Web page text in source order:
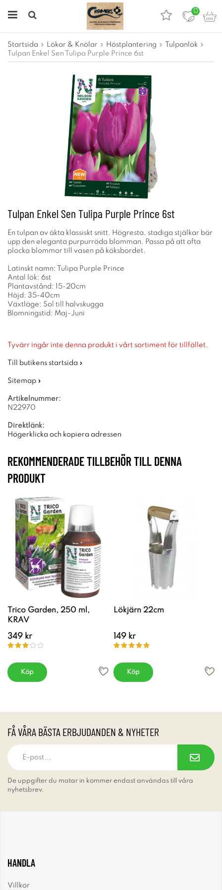
0
Startsida Lökar & Knölar Höstplantering
Tulpanlök
Tulpan Enkel Sen Tulipa Purple Prince 6st
Tulpan Enkel Sen Tulipa Purple Prince 6st
En tulpan av äkta klassiskt snitt. Högresta, stadiga stjälkar bär
upp den eleganta purpurröda blomman. Passa på att ofta
plocka blommor till vasen på köksbordet.
Latinskt namn: Tulipa Purple Prince
Antal lök: 6st
Plantavstånd: 15-20cm
Höjd: 35-40cm
Växtläge: Sol till halvskugga
Blomningstid: Maj-Juni
Tyvärr ingår inte denna produkt i vårt sortiment för tillfället.
Till butikens startsida »
Sitemap »
Artikelnummer:
N22970
Direktlänk:
Högerklicka och kopiera adressen
REKOMMENDERADE TILLBEHÖR TILL DENNA
PRODUKT
Trico Garden, 250 ml,
KRAV
349 kr
Köp
Lökjärn 22cm
149 kr
Köp
FÅ VÅRA BÄSTA ERBJUDANDEN & NYHETER
De uppgifter du matar in kommer endast användas till våra
nyhetsbrev.
HANDLA
Villkor